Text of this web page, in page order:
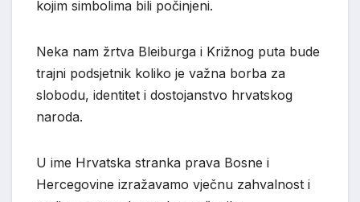
kojim simbolima bili počinjeni.
Neka nam žrtva Bleiburga i Križnog puta bude
trajni podsjetnik koliko je važna borba za
slobodu, identitet i dostojanstvo hrvatskog
naroda.
U ime Hrvatska stranka prava Bosne i
Hercegovine izražavamo vječnu zahvalnost i